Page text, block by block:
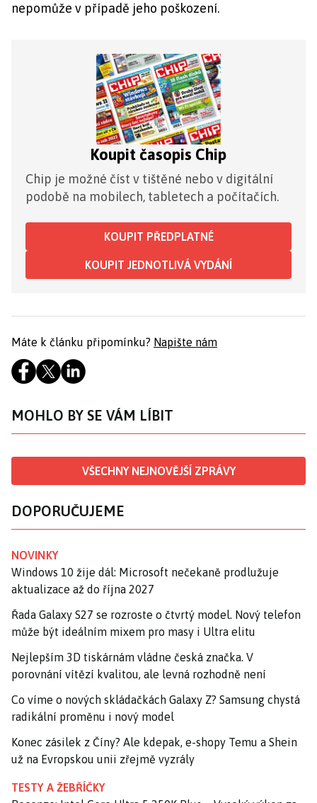
nepomůže v případě jeho poškození.
Koupit časopis Chip
Chip je možné číst v tištěné nebo v digitální
podobě na mobilech, tabletech a počítačích.
KOUPIT PŘEDPLATNÉ
KOUPIT JEDNOTLIVÁ VYDÁNÍ
Máte k článku připomínku? Napište nám
MOHLO BY SE VÁM LÍBIT
VŠECHNY NEJNOVĚJŠÍ ZPRÁVY
DOPORUČUJEME
NOVINKY
Windows 10 žije dál: Microsoft nečekaně prodlužuje
aktualizace až do října 2027
Řada Galaxy S27 se rozroste o čtvrtý model. Nový telefon
může být ideálním mixem pro masy i Ultra elitu
Nejlepším 3D tiskárnám vládne česká značka. V
porovnání vítězí kvalitou, ale levná rozhodně není
Co víme o nových skládačkách Galaxy Z? Samsung chystá
radikální proměnu i nový model
Konec zásilek z Číny? Ale kdepak, e-shopy Temu a Shein
už na Evropskou unii zřejmě vyzrály
TESTY A ŽEBŘÍČKY